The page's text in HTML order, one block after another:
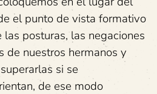
el punto de vista formativo
posturas, las negaciones
de nuestros hermanos y
si se
de ese modo